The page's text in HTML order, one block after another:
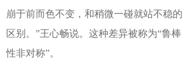
崩于前而色不变，和稍微一碰就站不稳的
区别。”王心畅说。这种差异被称为“鲁棒
性非对称”。